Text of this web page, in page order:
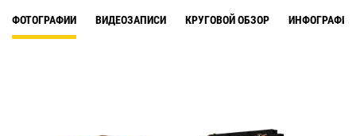
ФОТОГРАФИИ ВИДЕОЗАПИСИ КРУГОВОЙ ОБЗОР